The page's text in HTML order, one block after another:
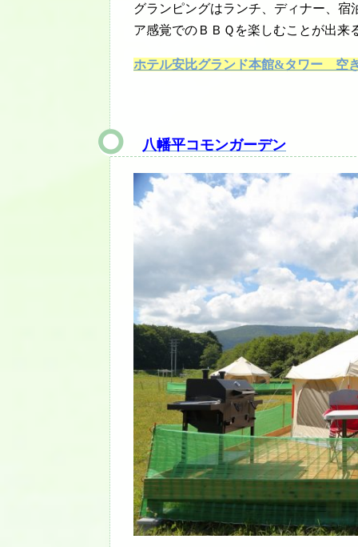
グランピングはランチ、ディナー、
ア感覚でのＢＢＱを楽しむことが出来
ホテル安比グランド本館&タワー 空
八幡平コモンガーデン